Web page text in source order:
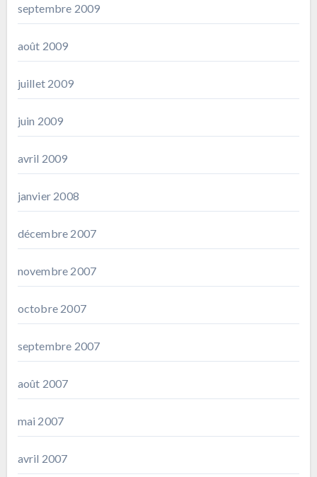
septembre 2009
août 2009
juillet 2009
juin 2009
avril 2009
janvier 2008
décembre 2007
novembre 2007
octobre 2007
septembre 2007
août 2007
mai 2007
avril 2007